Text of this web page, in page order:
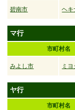
碧南市 ヘキ
マ行
市町村名
みよし市 ミ
ヤ行
市町村名